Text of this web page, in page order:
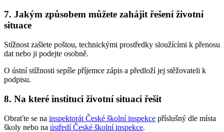
7. Jakým způsobem můžete zahájit řešení životní
situace
Stížnost zašlete poštou, technickými prostředky sloužícími k přenosu
dat nebo ji podejte osobně.
O ústní stížnosti sepíše příjemce zápis a předloží jej stěžovateli k
podpisu.
8. Na které instituci životní situaci řešit
Obraťte se na inspektorát České školní inspekce příslušný dle místa
školy nebo na ústředí České školní inspekce.